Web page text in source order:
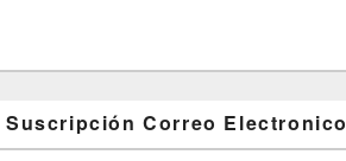
Suscripción Correo Electronico